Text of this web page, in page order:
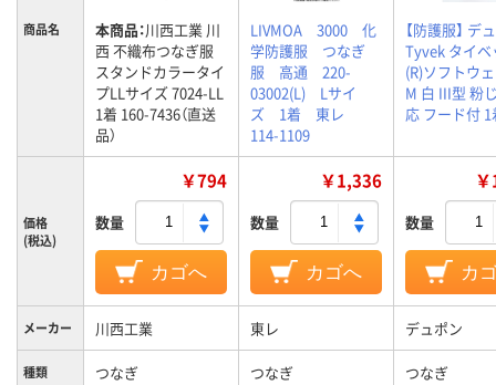
商品名 本商品：川西工業 川
西 不織布つなぎ服
スタンドカラータイ
プLLサイズ 7024-LL
1着 160-7436（直送
品）
LIVMOA 3000 化
学防護服 つなぎ
服 高通 220-
03002(L) Lサイ
ズ 1着 東レ
114-1109
【防護服】 デ
Tyvek タイベ
(R)ソフトウ
M 白 III型 粉
応 フード付 1
価格
(税込)
￥794
数量
カゴへ
￥1,336
数量
カゴへ
数量
カ
メーカー 川西工業 東レ デュポン
種類 つなぎ つなぎ つなぎ